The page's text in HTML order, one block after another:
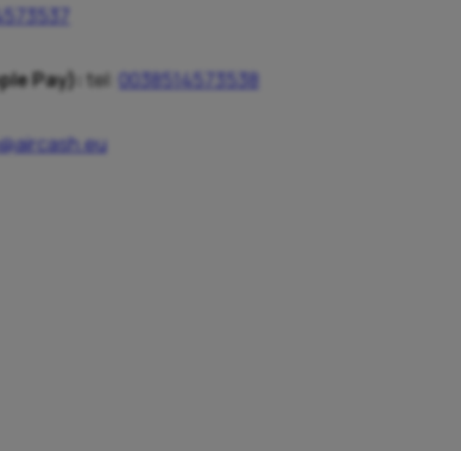
Pay): tel: 0038514573538